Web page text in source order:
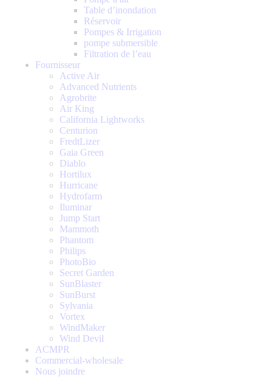
Table d’inondation
Réservoir
Pompes & Irrigation
pompe submersible
Filtration de l’eau
Fournisseur
Active Air
Advanced Nutrients
Agrobrite
Air King
California Lightworks
Centurion
FredtLizer
Gaia Green
Diablo
Hortilux
Hurricane
Hydrofarm
Iluminar
Jump Start
Mammoth
Phantom
Philips
PhotoBio
Secret Garden
SunBlaster
SunBurst
Sylvania
Vortex
WindMaker
Wind Devil
ACMPR
Commercial-wholesale
Nous joindre